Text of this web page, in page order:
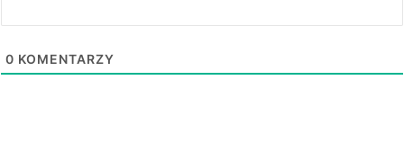
0 KOMENTARZY